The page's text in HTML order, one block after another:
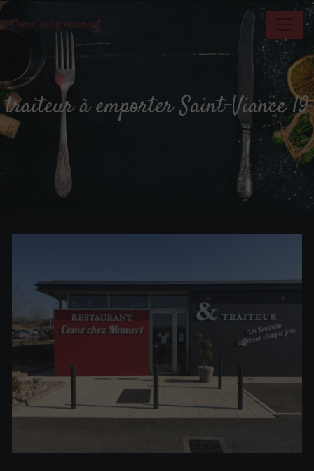
Panneau de gestion des cookies
traiteur à emporter Saint-Viance 19